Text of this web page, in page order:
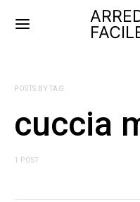
POSTS BY TAG
cuccia
1 POST